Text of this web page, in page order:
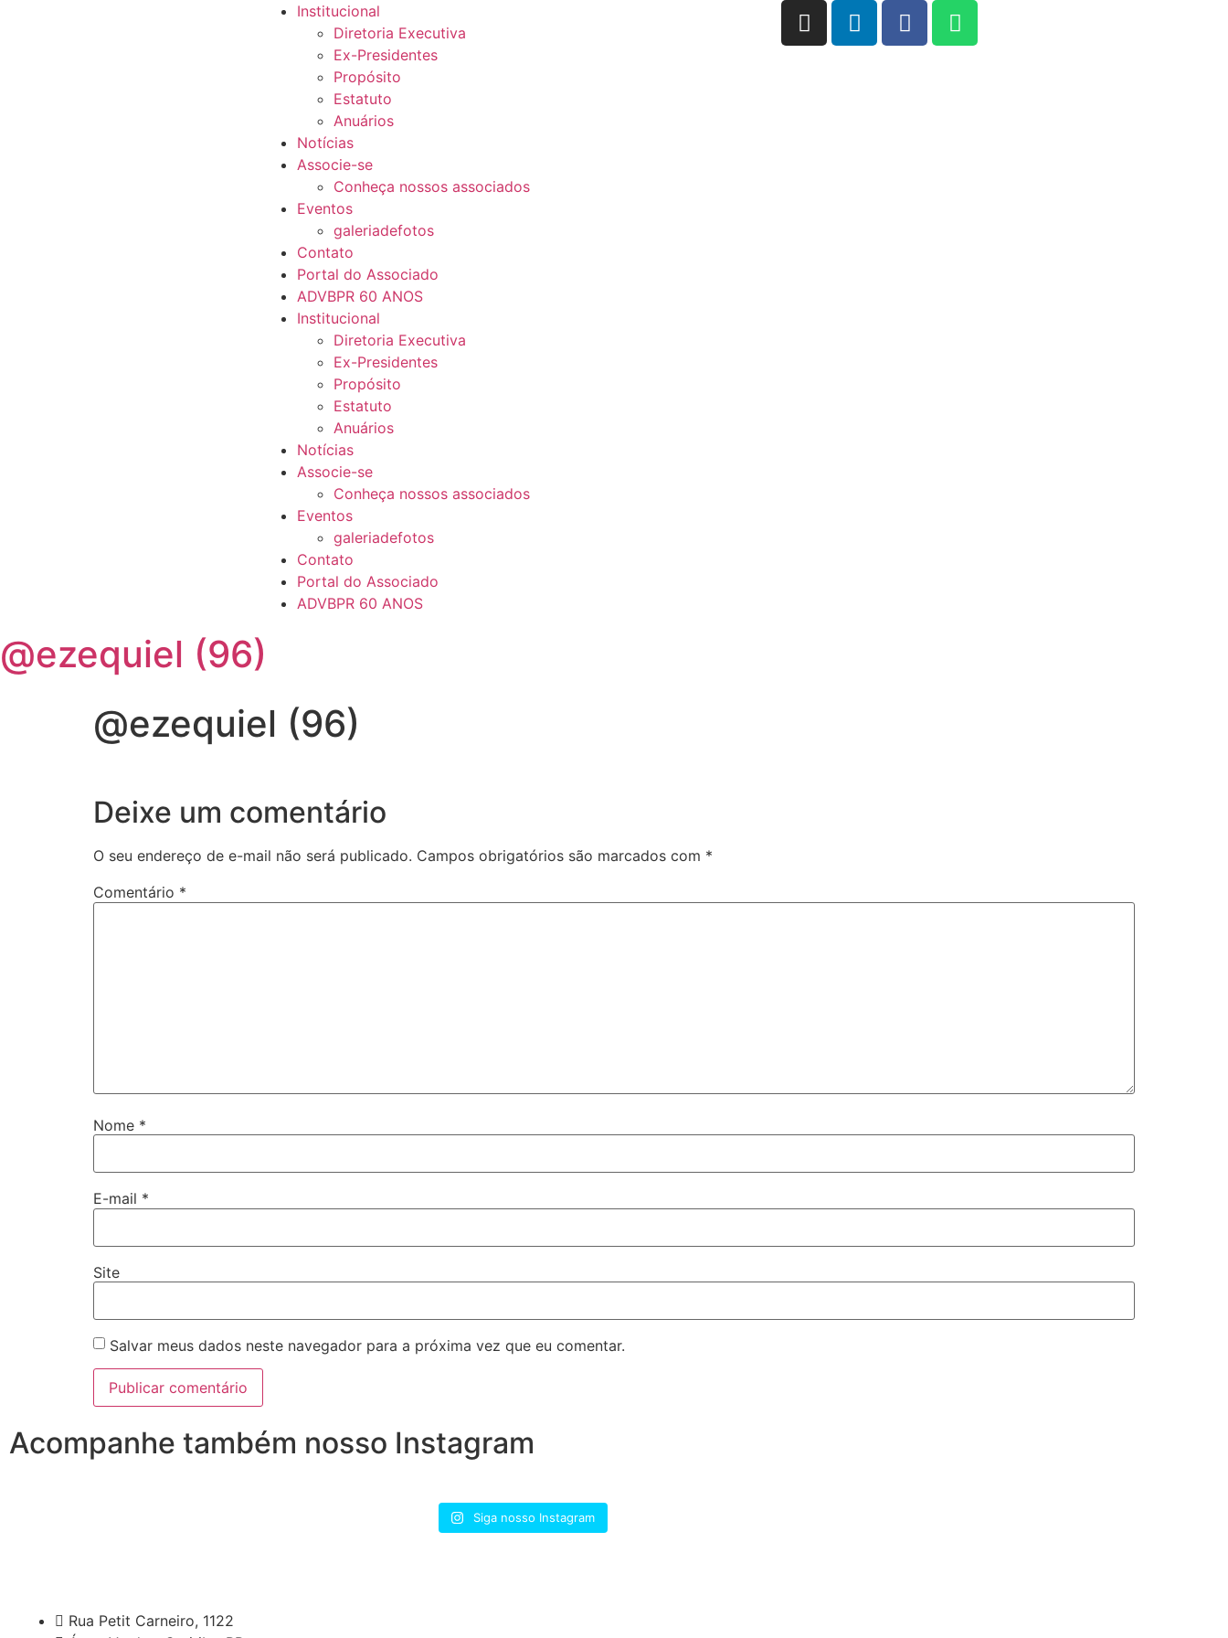
Institucional
Diretoria Executiva
Ex-Presidentes
Propósito
Estatuto
Anuários
Notícias
Associe-se
Conheça nossos associados
Eventos
galeriadefotos
Contato
Portal do Associado
ADVBPR 60 ANOS
Institucional
Diretoria Executiva
Ex-Presidentes
Propósito
Estatuto
Anuários
Notícias
Associe-se
Conheça nossos associados
Eventos
galeriadefotos
Contato
Portal do Associado
ADVBPR 60 ANOS
@ezequiel (96)
@ezequiel (96)
Deixe um comentário
O seu endereço de e-mail não será publicado. Campos obrigatórios são marcados com *
Comentário *
Nome *
E-mail *
Site
Salvar meus dados neste navegador para a próxima vez que eu comentar.
Acompanhe também nosso Instagram
Siga nosso Instagram
Rua Petit Carneiro, 1122